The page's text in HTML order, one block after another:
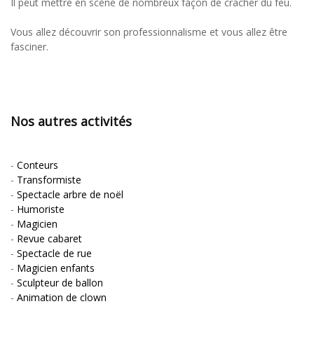
Vous allez découvrir son professionnalisme et vous allez être
fasciner.
Nos autres activités
- Conteurs
- Transformiste
- Spectacle arbre de noël
- Humoriste
- Magicien
- Revue cabaret
- Spectacle de rue
- Magicien enfants
- Sculpteur de ballon
- Animation de clown